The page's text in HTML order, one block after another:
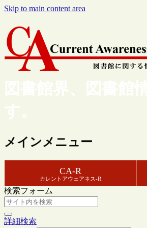
Skip to main content area
図書館界、図書館
す。
メインメニュー
CA-R
カレントアウェアネス-R
検索フォーム
詳細検索